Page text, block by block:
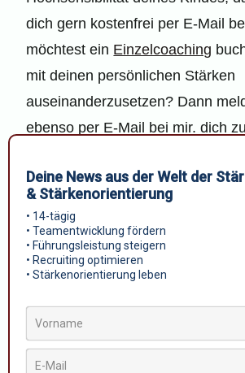
dich gern kostenfrei per E-Mail
möchtest ein Einzelcoaching
mit deinen persönlichen Stärken
auseinanderzusetzen? Dann
ebenso per E-Mail bei mir. dich
Bleibe auf dem Laufenden
nutze Tools der Stärkenwelt
kostenfrei und exclusiv für die